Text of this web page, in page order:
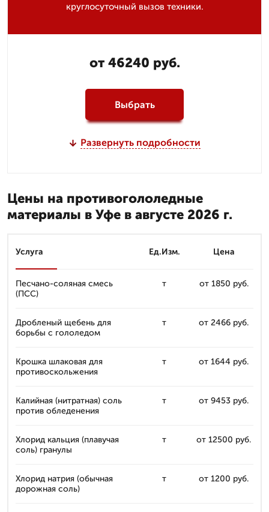
круглосуточный вызов техники.
от 46240 руб.
Выбрать
Развернуть подробности
Цены на противогололедные
материалы в Уфе в августе 2026 г.
Услуга Ед.Изм. Цена
Песчано-соляная смесь
(ПСС)
т от 1850 руб.
Дробленый щебень для
борьбы с гололедом
т от 2466 руб.
Крошка шлаковая для
противоскольжения
т от 1644 руб.
Калийная (нитратная) соль
против обледенения
т от 9453 руб.
Хлорид кальция (плавучая
соль) гранулы
т от 12500 руб.
Хлорид натрия (обычная
дорожная соль)
т от 1200 руб.